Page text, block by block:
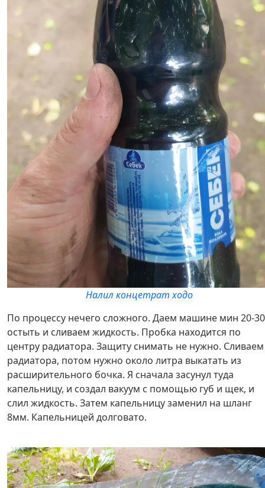
Налил концетрат ходо
По процессу нечего сложного. Даем машине мин 20-30
остыть и сливаем жидкость. Пробка находится по
центру радиатора. Защиту снимать не нужно. Сливаем
радиатора, потом нужно около литра выкатать из
расширительного бочка. Я сначала засунул туда
капельницу, и создал вакуум с помощью губ и щек, и
слил жидкость. Затем капельницу заменил на шланг
8мм. Капельницей долговато.